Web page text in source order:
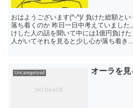
おはようございます(^-^)/ 負けた総額と
落ち着くのか 昨日一日中考えていました
けした人の話を聞いて中には1億円負け
人がいてそれを見ると少し心が落ち着き...
Uncategorized オーラを見